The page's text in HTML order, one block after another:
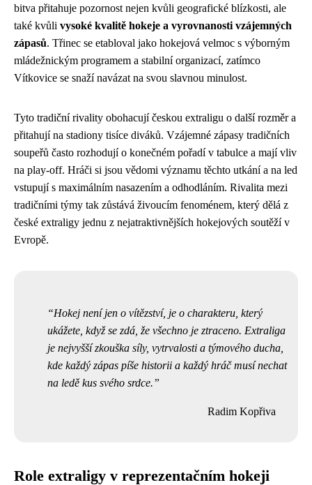
bitva přitahuje pozornost nejen kvůli geografické blízkosti, ale
také kvůli vysoké kvalitě hokeje a vyrovnanosti vzájemných
zápasů. Třinec se etabloval jako hokejová velmoc s výborným
mládežnickým programem a stabilní organizací, zatímco
Vítkovice se snaží navázat na svou slavnou minulost.
Tyto tradiční rivality obohacují českou extraligu o další rozměr a
přitahují na stadiony tisíce diváků. Vzájemné zápasy tradičních
soupeřů často rozhodují o konečném pořadí v tabulce a mají vliv
na play-off. Hráči si jsou vědomi významu těchto utkání a na led
vstupují s maximálním nasazením a odhodláním. Rivalita mezi
tradičními týmy tak zůstává živoucím fenoménem, který dělá z
české extraligy jednu z nejatraktivnějších hokejových soutěží v
Evropě.
Hokej není jen o vítězství, je o charakteru, který
ukážete, když se zdá, že všechno je ztraceno. Extraliga
je nejvyšší zkouška síly, vytrvalosti a týmového ducha,
kde každý zápas píše historii a každý hráč musí nechat
na ledě kus svého srdce.
Radim Kopřiva
Role extraligy v reprezentačním hokeji